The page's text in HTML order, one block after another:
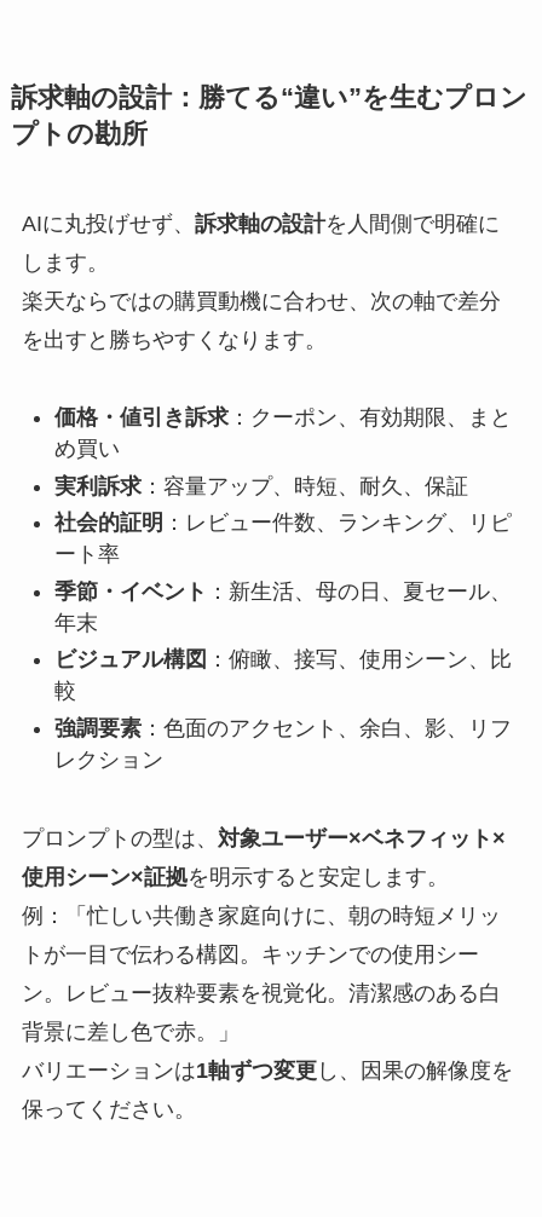
訴求軸の設計：勝てる“違い”を生むプロン
プトの勘所
AIに丸投げせず、 訴求軸の設計を人間側で明確に
します。
楽天ならではの購買動機に合わせ、次の軸で差分
を出すと勝ちやすくなります。
価格・値引き訴求：クーポン、有効期限、まと
め買い
実利訴求：容量アップ、時短、耐久、保証
社会的証明 ：レビュー件数、ランキング、リピ
ート率
季節・イベント ：新生活、母の日、夏セール、
年末
ビジュアル構図 ：俯瞰、接写、使用シーン、比
較
強調要素：色面のアクセント、余白、影、リフ
レクション
プロンプトの型は、 対象ユーザー×ベネフィット×
使用シーン×証拠を明示すると安定します。
例：「忙しい共働き家庭向けに、朝の時短メリッ
トが一目で伝わる構図。キッチンでの使用シー
ン。レビュー抜粋要素を視覚化。清潔感のある白
背景に差し色で赤。」
バリエーションは1軸ずつ変更し、因果の解像度を
保ってください。